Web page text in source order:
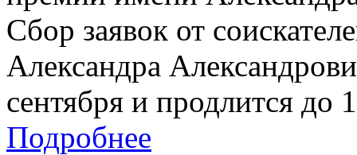
Сбор заявок от
Александра
сентября и продлится до
Подробнее